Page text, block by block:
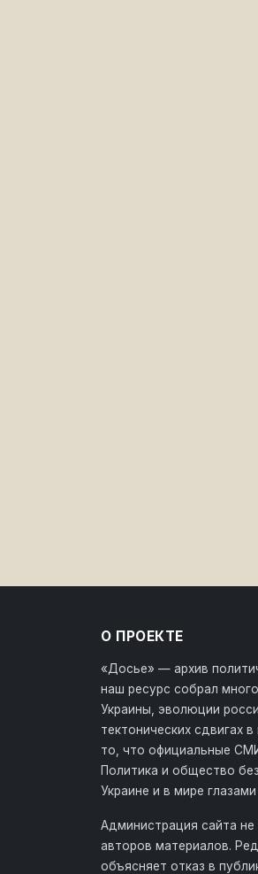
О ПРОЕКТЕ
«Досье» — архив
наш ресурс собрал
Украины, эволюции
тектонических сдвигах
то, что официальные
Политика и общество
Украине и в мире
Администрация сайта
авторов материалов.
объясняет отказ в